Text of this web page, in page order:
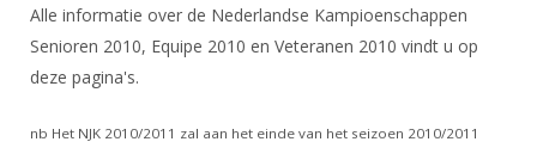
Alle informatie over de Nederlandse Kampioenschappen
Senioren 2010, Equipe 2010 en Veteranen 2010 vindt u op
deze pagina's.
nb Het NJK 2010/2011 zal aan het einde van het seizoen 2010/2011